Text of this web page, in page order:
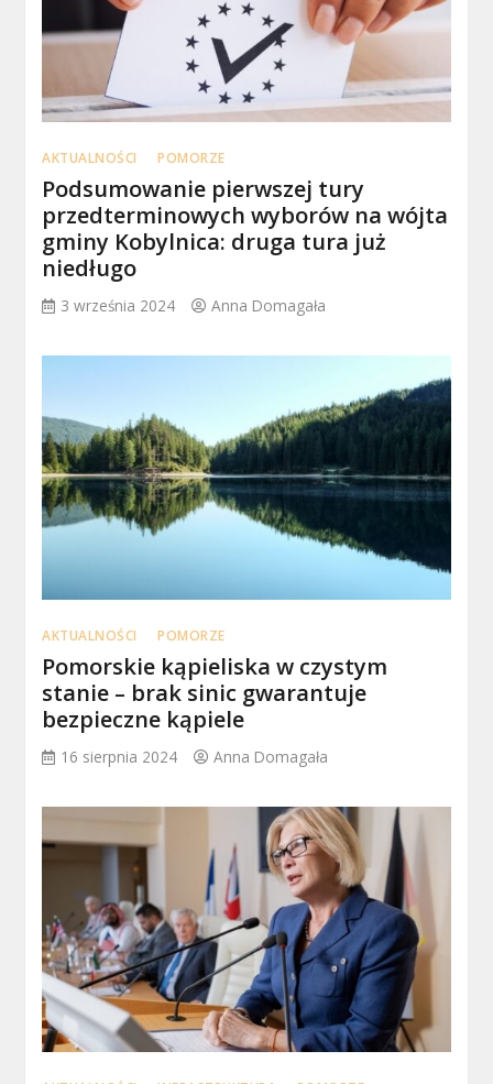
AKTUALNOŚCI POMORZE
Podsumowanie pierwszej tury
przedterminowych wyborów na wójta
gminy Kobylnica: druga tura już
niedługo
3 września 2024 Anna Domagała
AKTUALNOŚCI POMORZE
Pomorskie kąpieliska w czystym
stanie – brak sinic gwarantuje
bezpieczne kąpiele
16 sierpnia 2024 Anna Domagała